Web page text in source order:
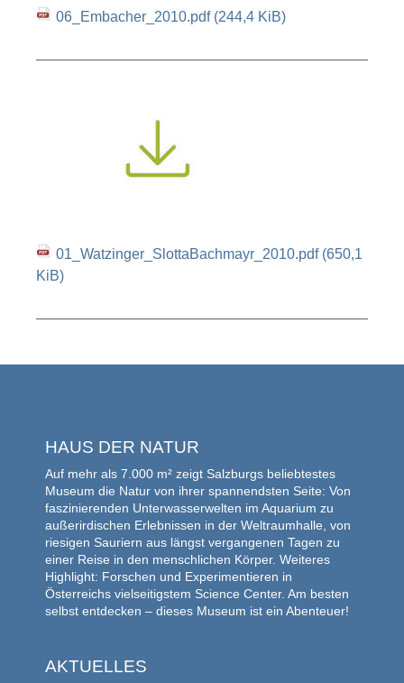
06_Embacher_2010.pdf (244,4 KiB)
01_Watzinger_SlottaBachmayr_2010.pdf (650,1
KiB)
HAUS DER NATUR
Auf mehr als 7.000 m² zeigt Salzburgs beliebtestes
Museum die Natur von ihrer spannendsten Seite: Von
faszinierenden Unterwasserwelten im Aquarium zu
außerirdischen Erlebnissen in der Weltraumhalle, von
riesigen Sauriern aus längst vergangenen Tagen zu
einer Reise in den menschlichen Körper. Weiteres
Highlight: Forschen und Experimentieren in
Österreichs vielseitigstem Science Center. Am besten
selbst entdecken – dieses Museum ist ein Abenteuer!
AKTUELLES